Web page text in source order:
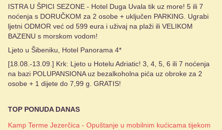
ISTRA U ŠPICI SEZONE - Hotel Duga Uvala tik uz more! 5 ili 7
noćenja s DORUČKOM za 2 osobe + uključen PARKING. Ugrabi
ljetni ODMOR već od 599 eura i uživaj na plaži ili VELIKOM
BAZENU s morskom vodom!
Ljeto u Šibeniku, Hotel Panorama 4*
[18.08.-13.09.] Krk: Ljeto u Hotelu Adriatic! 3, 4, 5, 6 ili 7 noćenja
na bazi POLUPANSIONA uz bezalkoholna pića uz obroke za 2
osobe + 1 dijete do 7,99 g. GRATIS!
TOP PONUDA DANAS
Kamp Terme Jezerčica - Opuštanje u mobilnim kućicama tijekom